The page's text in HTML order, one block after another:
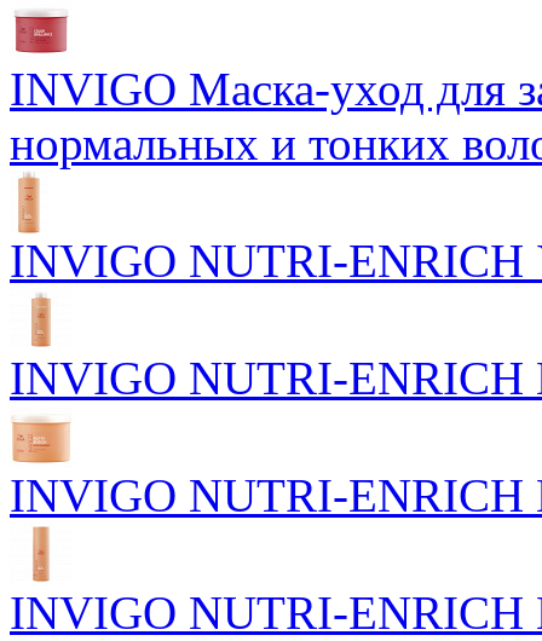
INVIGO Маска-уход для
нормальных и тонких
INVIGO NUTRI-ENRICH
INVIGO NUTRI-ENRICH
INVIGO NUTRI-ENRICH
INVIGO NUTRI-ENRICH